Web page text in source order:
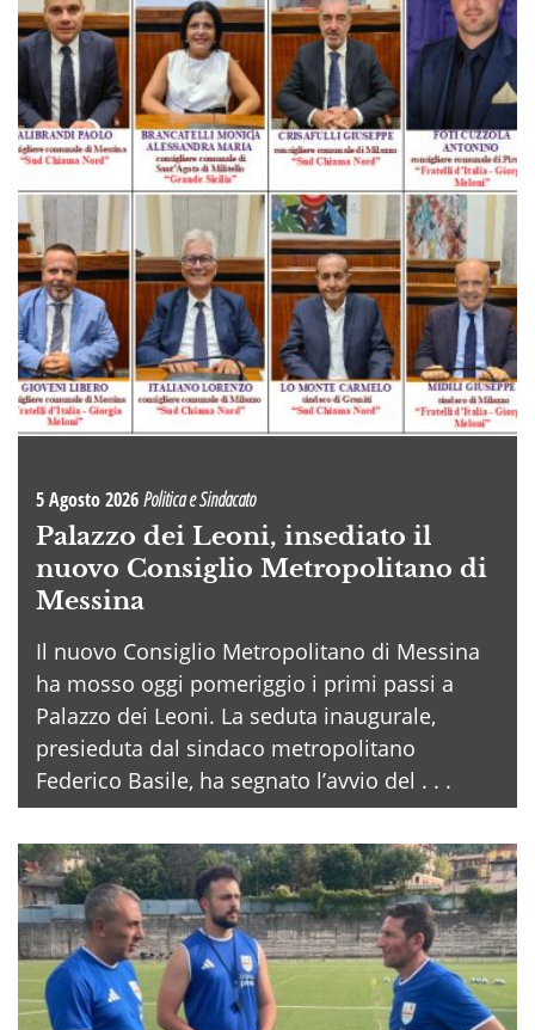
5 Agosto 2026Politica e Sindacato
Palazzo dei Leoni, insediato il
nuovo Consiglio Metropolitano di
Messina
Il nuovo Consiglio Metropolitano di Messina
ha mosso oggi pomeriggio i primi passi a
Palazzo dei Leoni. La seduta inaugurale,
presieduta dal sindaco metropolitano
Federico Basile, ha segnato l’avvio del . . .